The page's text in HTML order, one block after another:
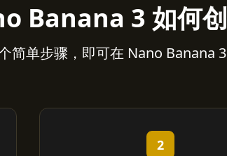
Banana 3 如何
简单步骤，即可在 Nano Banana
2